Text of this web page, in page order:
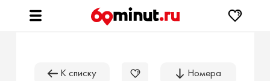
К списку Номера